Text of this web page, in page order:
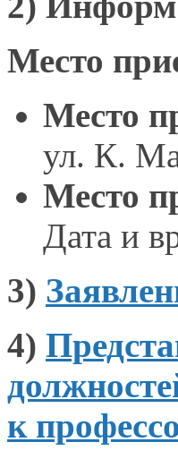
Место
Место
ул. К.
Место
Дата и
3)
4)
к